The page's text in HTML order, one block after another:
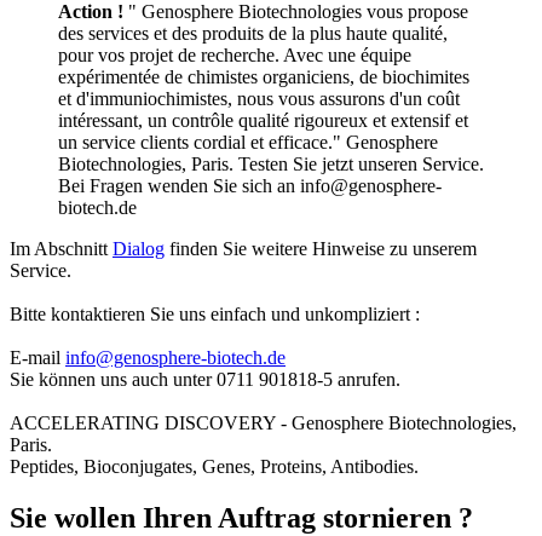
Action ! " Genosphere Biotechnologies vous propose
des services et des produits de la plus haute qualité,
pour vos projet de recherche. Avec une équipe
expérimentée de chimistes organiciens, de biochimites
et d'immuniochimistes, nous vous assurons d'un coût
intéressant, un contrôle qualité rigoureux et extensif et
un service clients cordial et efficace." Genosphere
Biotechnologies, Paris. Testen Sie jetzt unseren Service.
Bei Fragen wenden Sie sich an info@genosphere-
biotech.de
Im Abschnitt Dialog finden Sie weitere Hinweise zu unserem
Service.
Bitte kontaktieren Sie uns einfach und unkompliziert :
E-mail info@genosphere-biotech.de
Sie können uns auch unter 0711 901818-5 anrufen.
ACCELERATING DISCOVERY - Genosphere Biotechnologies,
Paris.
Peptides, Bioconjugates, Genes, Proteins, Antibodies.
Sie wollen Ihren Auftrag stornieren ?